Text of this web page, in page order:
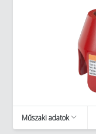
Műszaki adatok